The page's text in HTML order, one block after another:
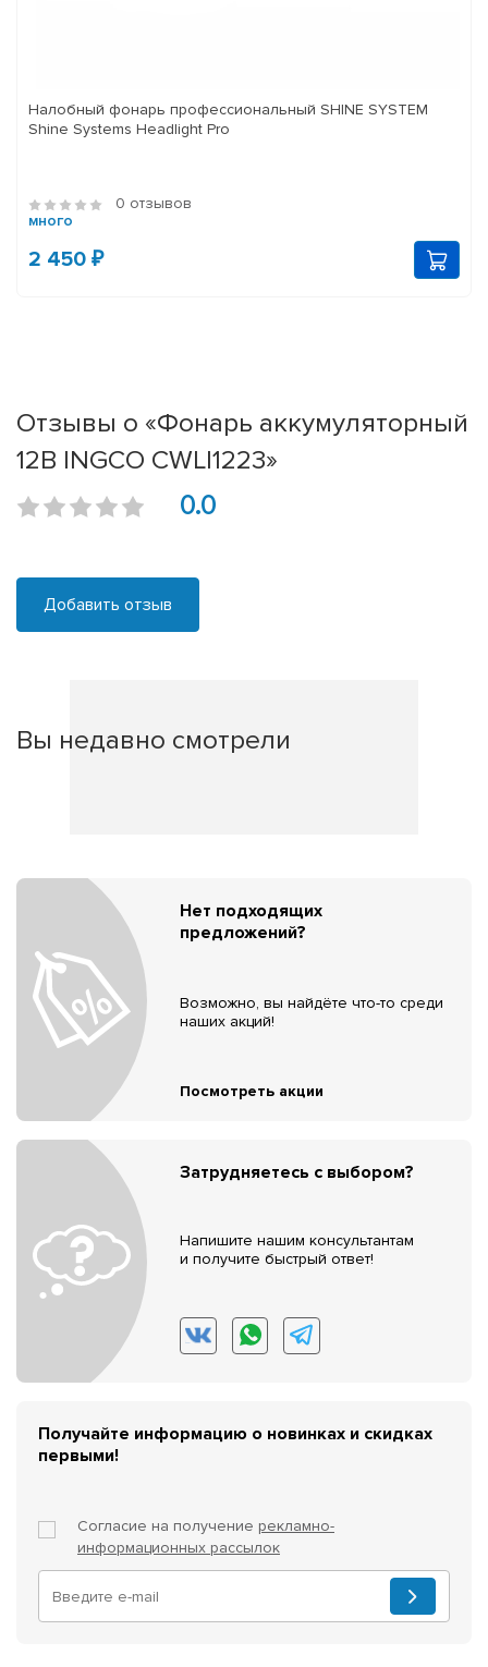
Налобный фонарь профессиональный SHINE SYSTEM
Shine Systems Headlight Pro
0 отзывов
много
2 450 ₽
Отзывы о «Фонарь аккумуляторный
12В INGCO CWLI1223»
0.0
Добавить отзыв
Вы недавно смотрели
Нет подходящих
предложений?
Возможно, вы найдёте что-то среди
наших акций!
Посмотреть акции
Затрудняетесь с выбором?
Напишите нашим консультантам
и получите быстрый ответ!
Получайте информацию о новинках и скидках
первыми!
Согласие на получение рекламно-
информационных рассылок